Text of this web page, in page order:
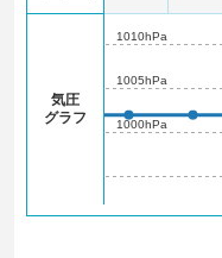
気圧
グラフ
1000hPa
1005hPa
1010hPa